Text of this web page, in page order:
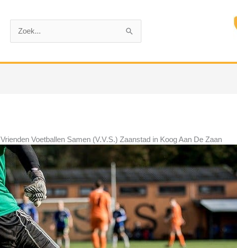
Vrienden Voetballen Samen (V.V.S.) Zaanstad in Koog Aan De Zaan